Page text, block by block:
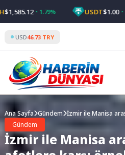
to
content
1.79% USDT$1.00
USD46.73 TRY
Ana Sayfa Gündem İzmir ile Manisa
birliği
Gündem
İzmir ile Manisa